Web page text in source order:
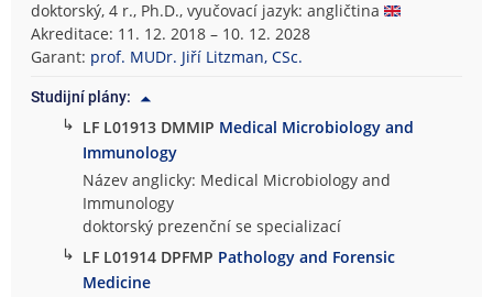
doktorský, 4 r., Ph.D., vyučovací jazyk: angličtina
Akreditace: 11. 12. 2018 – 10. 12. 2028
Garant: prof. MUDr. Jiří Litzman, CSc.
Studijní plány:
↳ LF L01913 DMMIP Medical Microbiology and
Immunology
Název anglicky: Medical Microbiology and
Immunology
doktorský prezenční se specializací
↳ LF L01914 DPFMP Pathology and Forensic
Medicine